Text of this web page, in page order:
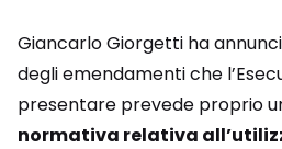
Giancarlo Giorgetti ha
degli emendamenti che
presentare prevede proprio
normativa relativa